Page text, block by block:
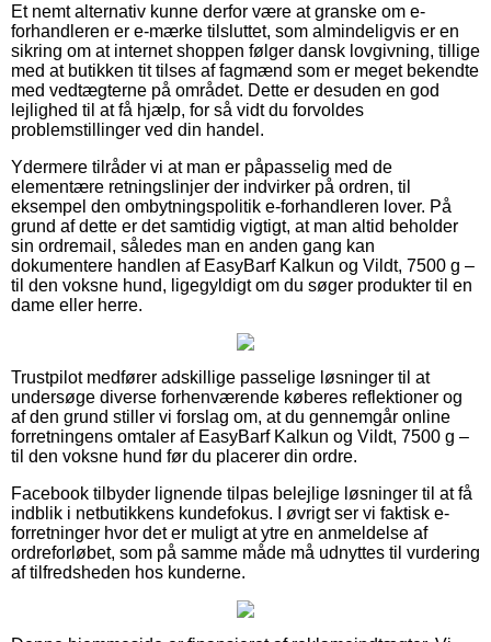
Et nemt alternativ kunne derfor være at granske om e-
forhandleren er e-mærke tilsluttet, som almindeligvis er en
sikring om at internet shoppen følger dansk lovgivning, tillige
med at butikken tit tilses af fagmænd som er meget bekendte
med vedtægterne på området. Dette er desuden en god
lejlighed til at få hjælp, for så vidt du forvoldes
problemstillinger ved din handel.
Ydermere tilråder vi at man er påpasselig med de
elementære retningslinjer der indvirker på ordren, til
eksempel den ombytningspolitik e-forhandleren lover. På
grund af dette er det samtidig vigtigt, at man altid beholder
sin ordremail, således man en anden gang kan
dokumentere handlen af EasyBarf Kalkun og Vildt, 7500 g –
til den voksne hund, ligegyldigt om du søger produkter til en
dame eller herre.
Trustpilot medfører adskillige passelige løsninger til at
undersøge diverse forhenværende køberes reflektioner og
af den grund stiller vi forslag om, at du gennemgår online
forretningens omtaler af EasyBarf Kalkun og Vildt, 7500 g –
til den voksne hund før du placerer din ordre.
Facebook tilbyder lignende tilpas belejlige løsninger til at få
indblik i netbutikkens kundefokus. I øvrigt ser vi faktisk e-
forretninger hvor det er muligt at ytre en anmeldelse af
ordreforløbet, som på samme måde må udnyttes til vurdering
af tilfredsheden hos kunderne.